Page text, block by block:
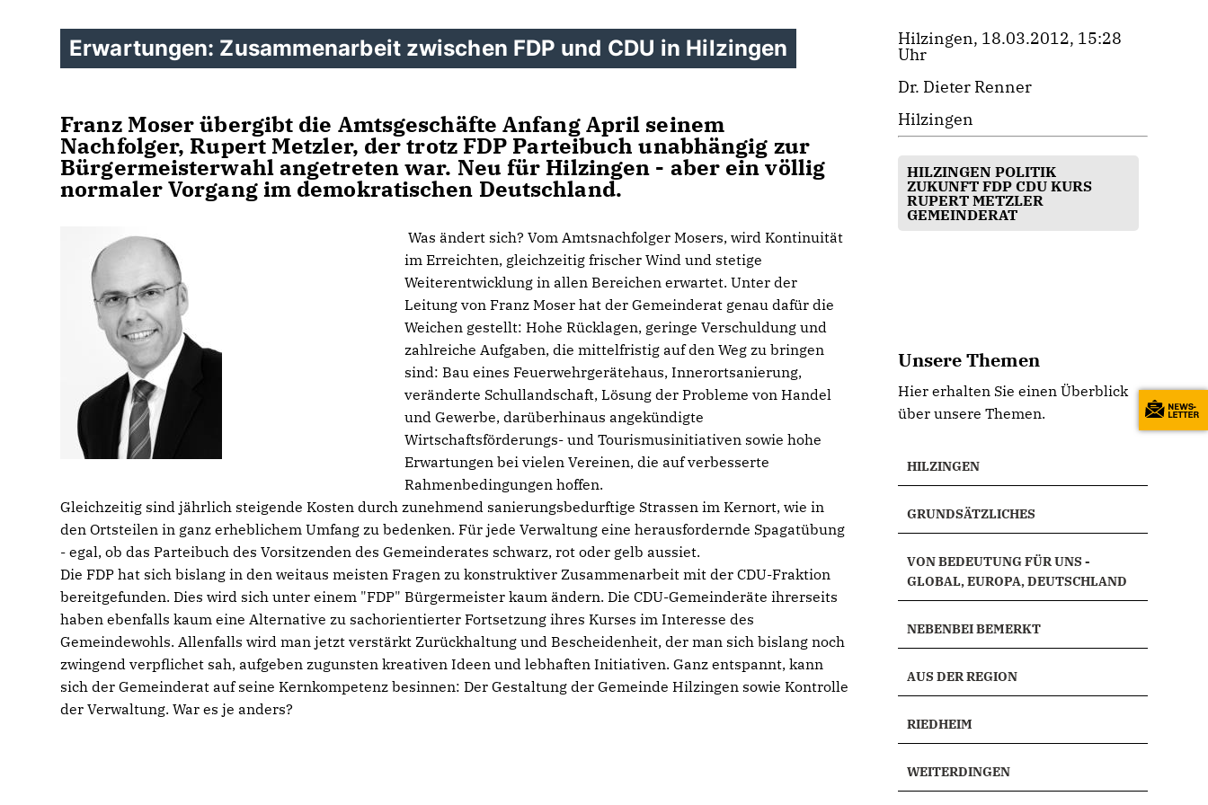
Erwartungen: Zusammenarbeit zwischen FDP und CDU in Hilzingen
Franz Moser übergibt die Amtsgeschäfte Anfang April seinem
Nachfolger, Rupert Metzler, der trotz FDP Parteibuch unabhängig zur
Bürgermeisterwahl angetreten war. Neu für Hilzingen - aber ein völlig
normaler Vorgang im demokratischen Deutschland.
Was ändert sich? Vom Amtsnachfolger Mosers, wird Kontinuität
im Erreichten, gleichzeitig frischer Wind und stetige
Weiterentwicklung in allen Bereichen erwartet. Unter der
Leitung von Franz Moser hat der Gemeinderat genau dafür die
Weichen gestellt: Hohe Rücklagen, geringe Verschuldung und
zahlreiche Aufgaben, die mittelfristig auf den Weg zu bringen
sind: Bau eines Feuerwehrgerätehaus, Innerortsanierung,
veränderte Schullandschaft, Lösung der Probleme von Handel
und Gewerbe, darüberhinaus angekündigte
Wirtschaftsförderungs- und Tourismusinitiativen sowie hohe
Erwartungen bei vielen Vereinen, die auf verbesserte
Rahmenbedingungen hoffen.
Gleichzeitig sind jährlich steigende Kosten durch zunehmend sanierungsbedurftige Strassen im Kernort, wie in
den Ortsteilen in ganz erheblichem Umfang zu bedenken. Für jede Verwaltung eine herausfordernde Spagatübung
- egal, ob das Parteibuch des Vorsitzenden des Gemeinderates schwarz, rot oder gelb aussiet.
Die FDP hat sich bislang in den weitaus meisten Fragen zu konstruktiver Zusammenarbeit mit der CDU-Fraktion
bereitgefunden. Dies wird sich unter einem "FDP" Bürgermeister kaum ändern. Die CDU-Gemeinderäte ihrerseits
haben ebenfalls kaum eine Alternative zu sachorientierter Fortsetzung ihres Kurses im Interesse des
Gemeindewohls. Allenfalls wird man jetzt verstärkt Zurückhaltung und Bescheidenheit, der man sich bislang noch
zwingend verpflichet sah, aufgeben zugunsten kreativen Ideen und lebhaften Initiativen. Ganz entspannt, kann
sich der Gemeinderat auf seine Kernkompetenz besinnen: Der Gestaltung der Gemeinde Hilzingen sowie Kontrolle
der Verwaltung. War es je anders?
Hilzingen, 18.03.2012, 15:28
Uhr
Dr. Dieter Renner
Hilzingen
HILZINGEN POLITIK
ZUKUNFT FDP CDU KURS
RUPERT METZLER
GEMEINDERAT
Unsere Themen
Hier erhalten Sie einen Überblick
über unsere Themen.
HILZINGEN
GRUNDSÄTZLICHES
VON BEDEUTUNG FÜR UNS -
GLOBAL, EUROPA, DEUTSCHLAND
NEBENBEI BEMERKT
AUS DER REGION
RIEDHEIM
WEITERDINGEN